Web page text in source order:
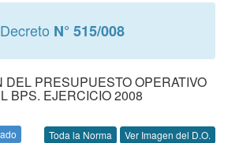
Decreto N° 515/008
DEL PRESUPUESTO OPERATIVO
BPS. EJERCICIO 2008
Toda la Norma Ver Imagen del D.O.